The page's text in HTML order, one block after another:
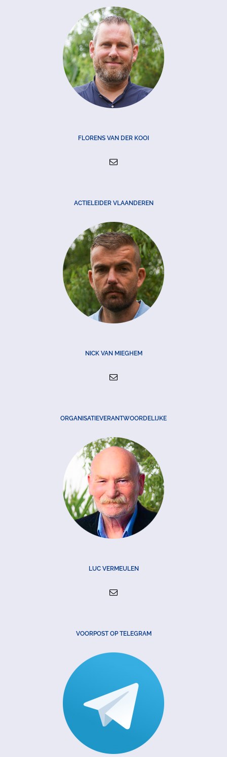
FLORENS VAN DER KOOI
ACTIELEIDER VLAANDEREN
NICK VAN MIEGHEM
ORGANISATIEVERANTWOORDELIJKE
LUC VERMEULEN
VOORPOST OP TELEGRAM